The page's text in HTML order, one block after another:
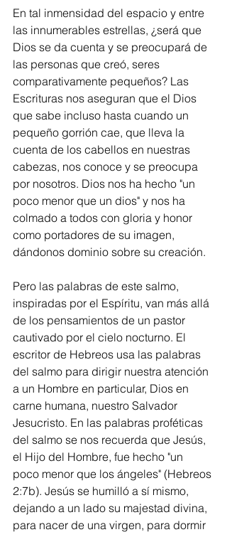
En tal inmensidad del espacio y entre
las innumerables estrellas, ¿será que
Dios se da cuenta y se preocupará de
las personas que creó, seres
comparativamente pequeños? Las
Escrituras nos aseguran que el Dios
que sabe incluso hasta cuando un
pequeño gorrión cae, que lleva la
cuenta de los cabellos en nuestras
cabezas, nos conoce y se preocupa
por nosotros. Dios nos ha hecho "un
poco menor que un dios" y nos ha
colmado a todos con gloria y honor
como portadores de su imagen,
dándonos dominio sobre su creación.
Pero las palabras de este salmo,
inspiradas por el Espíritu, van más allá
de los pensamientos de un pastor
cautivado por el cielo nocturno. El
escritor de Hebreos usa las palabras
del salmo para dirigir nuestra atención
a un Hombre en particular, Dios en
carne humana, nuestro Salvador
Jesucristo. En las palabras proféticas
del salmo se nos recuerda que Jesús,
el Hijo del Hombre, fue hecho "un
poco menor que los ángeles" (Hebreos
2:7b). Jesús se humilló a sí mismo,
dejando a un lado su majestad divina,
para nacer de una virgen, para dormir